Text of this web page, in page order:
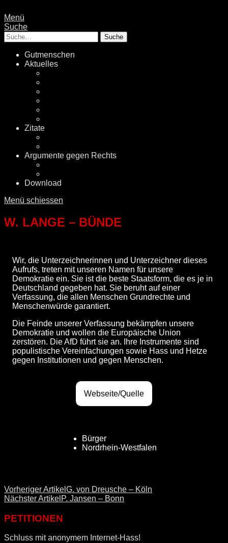
Menü
Suche
Suche
Gutmenschen
Aktuelles
Zitate
Argumente gegen Rechts
Download
Menü schiessen
W. LANGE – BÜNDE
Wir, die Unterzeichnerinnen und Unterzeichner dieses
Aufrufs, treten mit unseren Namen für unsere
Demokratie ein. Sie ist die beste Staatsform, die es je in
Deutschland gegeben hat. Sie beruht auf einer
Verfassung, die allen Menschen Grundrechte und
Menschenwürde garantiert.
Die Feinde unserer Verfassung bekämpfen unsere
Demokratie und wollen die Europäische Union
zerstören. Die AfD führt sie an. Ihre Instrumente sind
populistische Vereinfachungen sowie Hass und Hetze
gegen Institutionen und gegen Menschen.
Webseite/Quelle
Bürger
Nordrhein-Westfalen
Vorheriger Artikel G. von Dreusche – Köln
Nächster Artikel P. Jansen – Bonn
PETITIONEN
Schluss mit anonymem Internet-Hass!